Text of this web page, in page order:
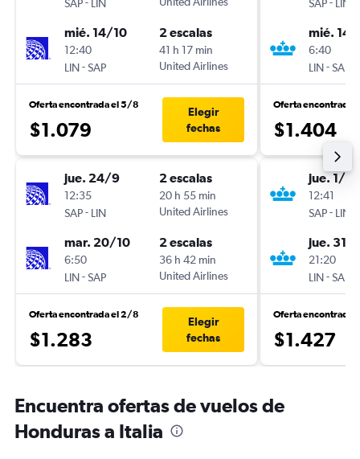
SAP
LIN
mié. 14/10
12:40
LIN-SAP
2 escalas
41 h 17 min
United Airlines
Oferta encontrada el 5/8
$1.079
Elegir
fechas
jue. 24/9
12:35
SAP- LIN
2 escalas
20 h 55 min
United Airlines
mar. 20/10
6:50
LIN-SAP
2 escalas
36 h 42 min
United Airlines
Oferta encontrada el 2/8
$1.283
Elegir
fechas
SAP
LIN
mié. 14/
6:40
LIN-SAP
Oferta encontrada
$1.404
jue. 1/10
12:41
SAP- LIN
jue. 31/
21:20
LIN-SAP
Oferta encontrada
$1.427
Encuentra ofertas de vuelos de
Honduras a Italia